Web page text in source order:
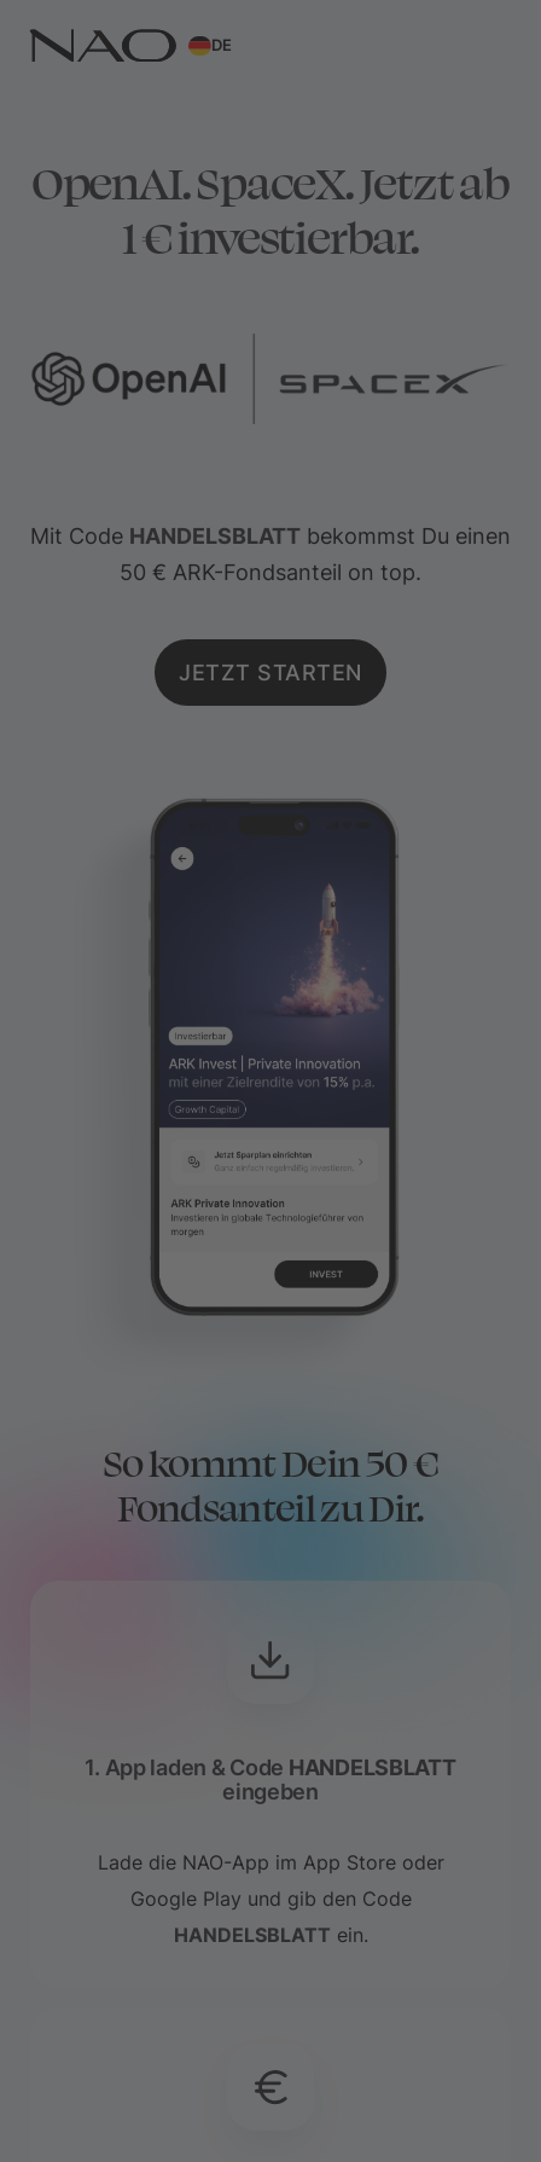
DE
OpenAI. SpaceX. Jetzt ab
1 € investierbar.
Mit Code HANDELSBLATT bekommst Du einen
50 € ARK-Fondsanteil on top.
JETZT STARTEN
So kommt Dein 50 €
Fondsanteil zu Dir.
1. App laden & Code HANDELSBLATT
eingeben
Lade die NAO-App im App Store oder
Google Play und gib den Code
HANDELSBLATT ein.